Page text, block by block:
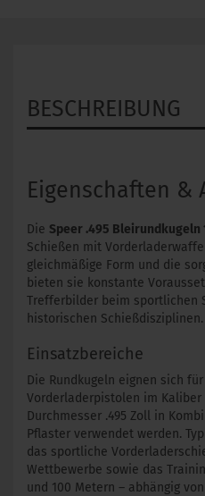
BESCHREIBUNG
Eigenschaften &
Die Speer .495 Bleirundkugeln
Schießen mit
gleichmäßige Form und die
bieten sie konstante
Trefferbilder beim sportlichen
historischen Schießdisziplinen.
Einsatzbereiche
Die Rundkugeln eignen sich
Vorderladerpistolen im Kaliber
Durchmesser .495 Zoll in
Pflaster verwendet werden.
das sportliche
Wettbewerbe sowie das
und 100 Metern – abhängig